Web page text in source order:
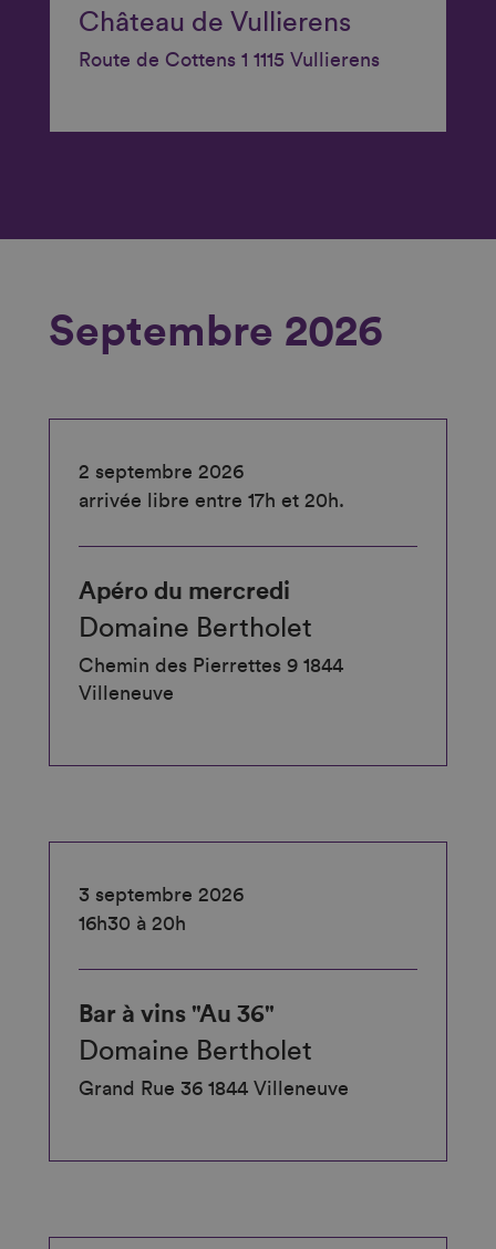
Château de Vullierens
Route de Cottens 1 1115 Vullierens
Septembre 2026
2 septembre 2026
arrivée libre entre 17h et 20h.
Apéro du mercredi
Domaine Bertholet
Chemin des Pierrettes 9 1844
Villeneuve
3 septembre 2026
16h30 à 20h
Bar à vins "Au 36"
Domaine Bertholet
Grand Rue 36 1844 Villeneuve